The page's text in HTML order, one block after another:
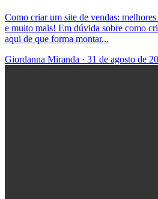
Como criar um site de vendas:
e muito mais! Em dúvida sobre como
aqui de que forma montar...
Giordanna Miranda · 31 de agosto de